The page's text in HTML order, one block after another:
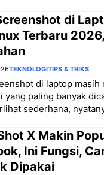
di
Terbaru
TEKNOLOGITIPS & TRIKS
di laptop
yang paling banyak
sederhana,
X Makin
Ini Fungsi,
Dipakai